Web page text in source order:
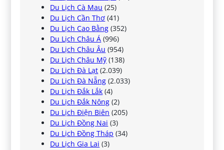
Du Lịch Cà Mau (25)
Du Lịch Cần Thơ (41)
Du Lịch Cao Bằng (352)
Du Lịch Châu Á (996)
Du Lịch Châu Âu (954)
Du Lịch Châu Mỹ (138)
Du Lịch Đà Lạt (2.039)
Du Lịch Đà Nẵng (2.033)
Du Lịch Đắk Lắk (4)
Du Lịch Đắk Nông (2)
Du Lịch Điện Biên (205)
Du Lịch Đồng Nai (3)
Du Lịch Đồng Tháp (34)
Du Lịch Gia Lai (3)